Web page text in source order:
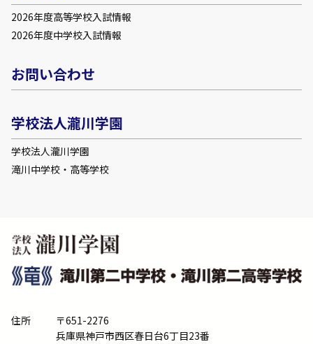
2026年度高等学校入試情報
2026年度中学校入試情報
お問い合わせ
学校法人瀧川学園
学校法人瀧川学園
滝川中学校・高等学校
住所
〒651-2276
兵庫県神戸市西区春日台6丁目23番